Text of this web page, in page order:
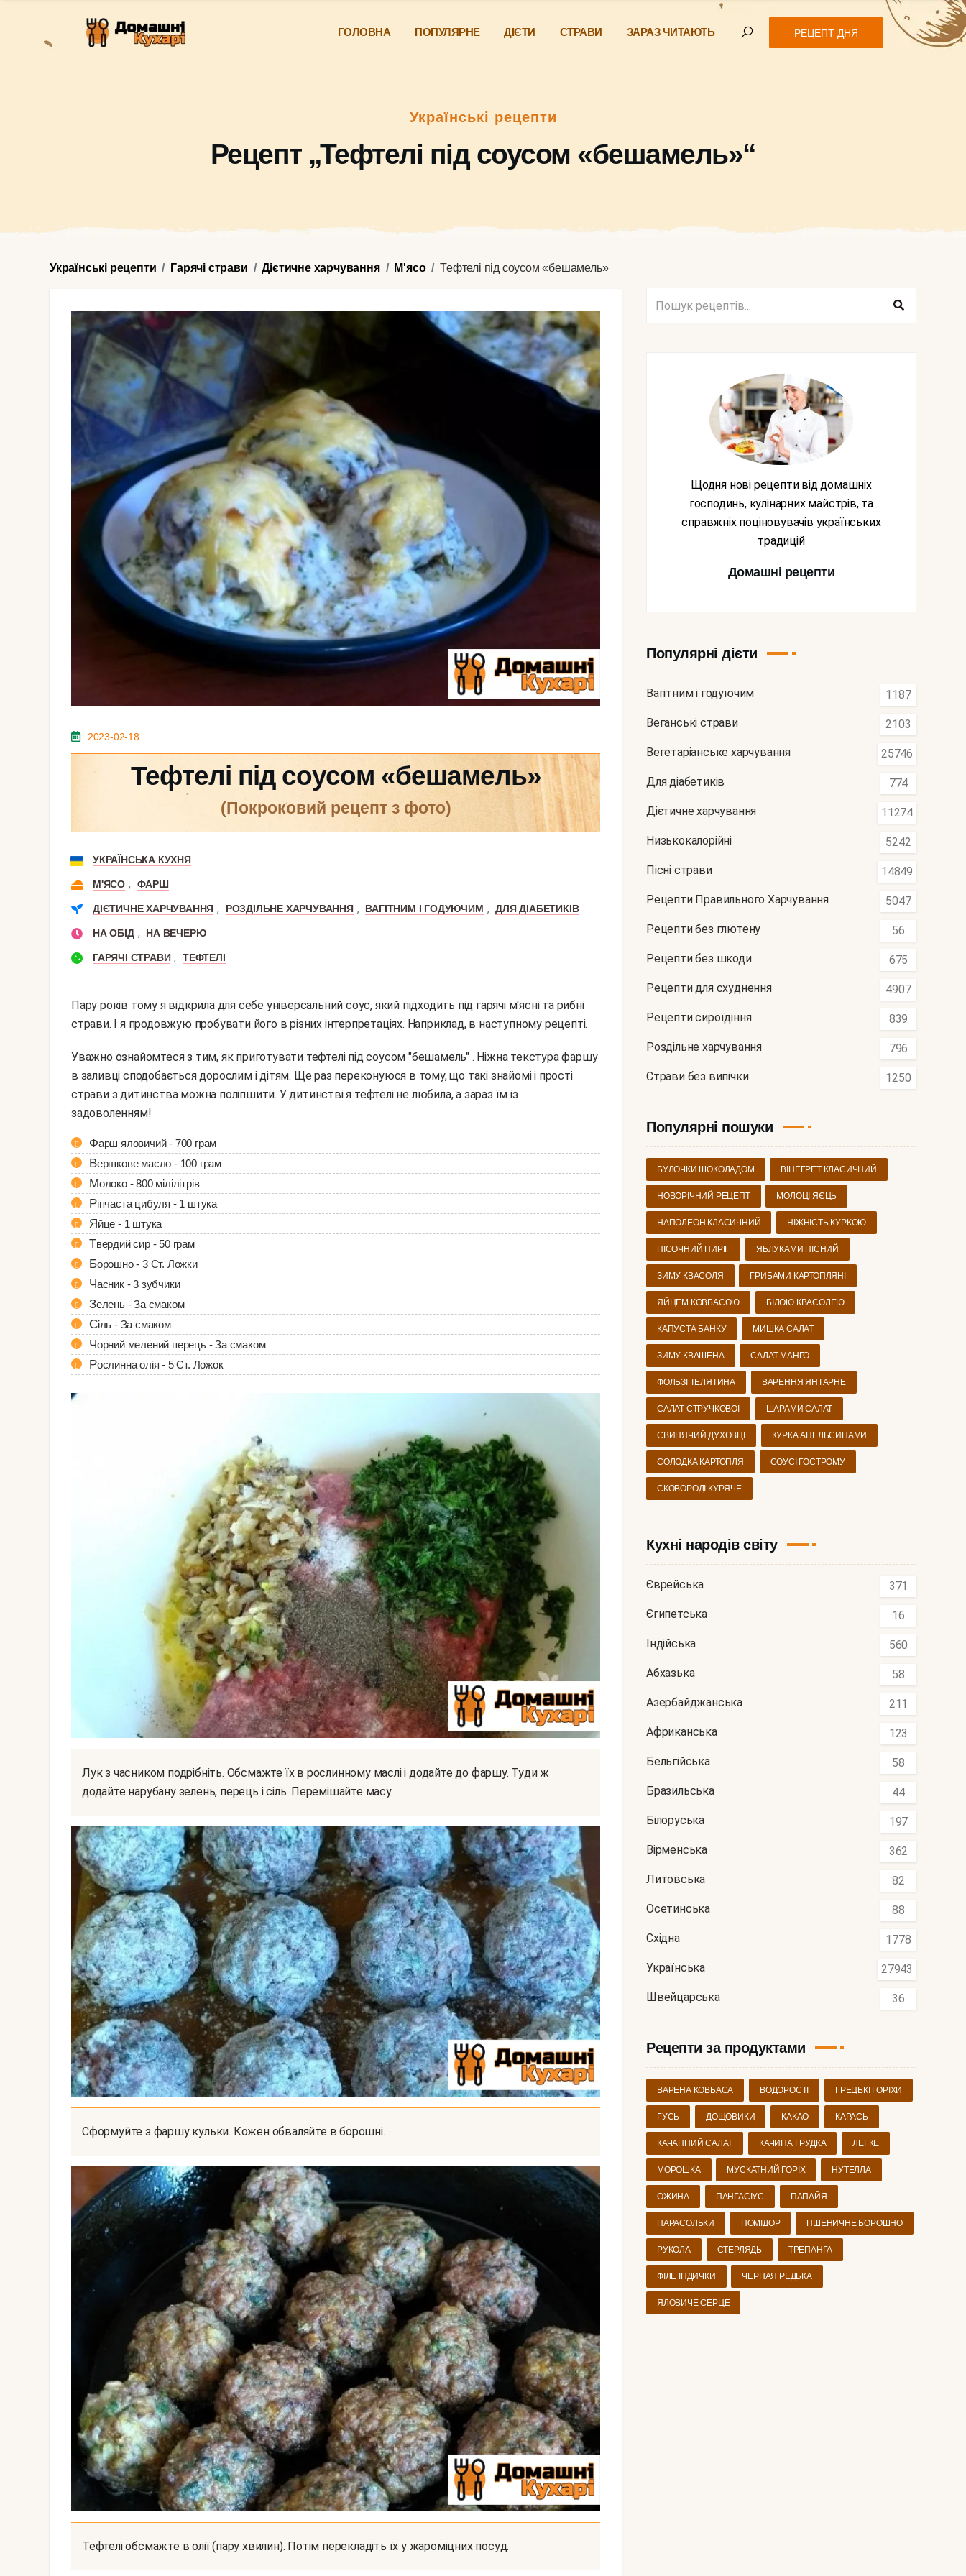
ГОЛОВНА ПОПУЛЯРНЕ ДІЄТИ СТРАВИ ЗАРАЗ ЧИТАЮТЬ РЕЦЕПТ ДНЯ
Українські рецепти
Рецепт „Тефтелі під соусом «бешамель»“
Українські рецепти Гарячі страви Дієтичне харчування М'ясо Тефтелі під соусом «бешамель»
2023-02-18
Тефтелі під соусом «бешамель»
(покроковий рецепт з фото)
УКРАЇНСЬКА КУХНЯ
М'ЯСО , ФАРШ
ДІЄТИЧНЕ ХАРЧУВАННЯ , РОЗДІЛЬНЕ ХАРЧУВАННЯ , ВАГІТНИМ І ГОДУЮЧИМ , ДЛЯ ДІАБЕТИКІВ
НА ОБІД , НА ВЕЧЕРЮ
ГАРЯЧІ СТРАВИ , ТЕФТЕЛІ
Пару років тому я відкрила для себе універсальний соус, який підходить під гарячі м'ясні та рибні
страви. І я продовжую пробувати його в різних інтерпретаціях. Наприклад, в наступному рецепті.
Уважно ознайомтеся з тим, як приготувати тефтелі під соусом "бешамель" . Ніжна текстура фаршу
в заливці сподобається дорослим і дітям. Ще раз переконуюся в тому, що такі знайомі і прості
страви з дитинства можна поліпшити. У дитинстві я тефтелі не любила, а зараз їм із
задоволенням!
Фарш яловичий - 700 грам
Вершкове масло - 100 грам
Молоко - 800 мілілітрів
Ріпчаста цибуля - 1 штука
Яйце - 1 штука
Твердий сир - 50 грам
Борошно - 3 Ст. Ложки
Часник - 3 зубчики
Зелень - За смаком
Сіль - За смаком
Чорний мелений перець - За смаком
Рослинна олія - 5 Ст. Ложок
Лук з часником подрібніть. Обсмажте їх в рослинному маслі і додайте до фаршу. Туди ж
додайте нарубану зелень, перець і сіль. Перемішайте масу.
Сформуйте з фаршу кульки. Кожен обваляйте в борошні.
Тефтелі обсмажте в олії (пару хвилин). Потім перекладіть їх у жароміцних посуд.
Щодня нові рецепти від домашніх
господинь, кулінарних майстрів, та
справжніх поціновувачів українських
традицій
Домашні рецепти
Популярні дієти
Вагітним і годуючим 1187
Веганські страви 2103
Вегетаріанське харчування 25746
Для діабетиків 774
Дієтичне харчування 11274
Низькокалорійні 5242
Пісні страви 14849
Рецепти Правильного Харчування 5047
Рецепти без глютену 56
Рецепти без шкоди 675
Рецепти для схуднення 4907
Рецепти сироїдіння 839
Роздільне харчування 796
Страви без випічки 1250
Популярні пошуки
БУЛОЧКИ ШОКОЛАДОМ ВІНЕГРЕТ КЛАСИЧНИЙ
НОВОРІЧНИЙ РЕЦЕПТ МОЛОЦІ ЯЄЦЬ
НАПОЛЕОН КЛАСИЧНИЙ НІЖНІСТЬ КУРКОЮ
ПІСОЧНИЙ ПИРІГ ЯБЛУКАМИ ПІСНИЙ
ЗИМУ КВАСОЛЯ ГРИБАМИ КАРТОПЛЯНІ
ЯЙЦЕМ КОВБАСОЮ БІЛОЮ КВАСОЛЕЮ
КАПУСТА БАНКУ МИШКА САЛАТ
ЗИМУ КВАШЕНА САЛАТ МАНГО
ФОЛЬЗІ ТЕЛЯТИНА ВАРЕННЯ ЯНТАРНЕ
САЛАТ СТРУЧКОВОЇ ШАРАМИ САЛАТ
СВИНЯЧИЙ ДУХОВЦІ КУРКА АПЕЛЬСИНАМИ
СОЛОДКА КАРТОПЛЯ СОУСІ ГОСТРОМУ
СКОВОРОДІ КУРЯЧЕ
Кухні народів світу
Єврейська 371
Єгипетська 16
Індійська 560
Абхазька 58
Азербайджанська 211
Африканська 123
Бельгійська 58
Бразильська 44
Білоруська 197
Вірменська 362
Литовська 82
Осетинська 88
Східна 1778
Українська 27943
Швейцарська 36
Рецепти за продуктами
ВАРЕНА КОВБАСА ВОДОРОСТІ ГРЕЦЬКІ ГОРІХИ
ГУСЬ ДОЩОВИКИ КАКАО КАРАСЬ
КАЧАННИЙ САЛАТ КАЧИНА ГРУДКА ЛЕГКЕ
МОРОШКА МУСКАТНИЙ ГОРІХ НУТЕЛЛА
ОЖИНА ПАНГАСІУС ПАПАЙЯ
ПАРАСОЛЬКИ ПОМІДОР ПШЕНИЧНЕ БОРОШНО
РУКОЛА СТЕРЛЯДЬ ТРЕПАНГА
ФІЛЕ ІНДИЧКИ ЧЕРНАЯ РЕДЬКА
ЯЛОВИЧЕ СЕРЦЕ